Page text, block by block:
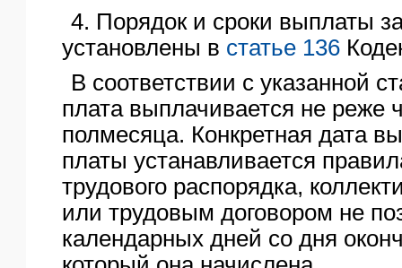
4. Порядок и сроки выплаты
установлены в статье 136
В соответствии с указанной
плата выплачивается не реже
полмесяца. Конкретная дата
платы устанавливается
трудового распорядка,
или трудовым договором не
календарных дней со дня